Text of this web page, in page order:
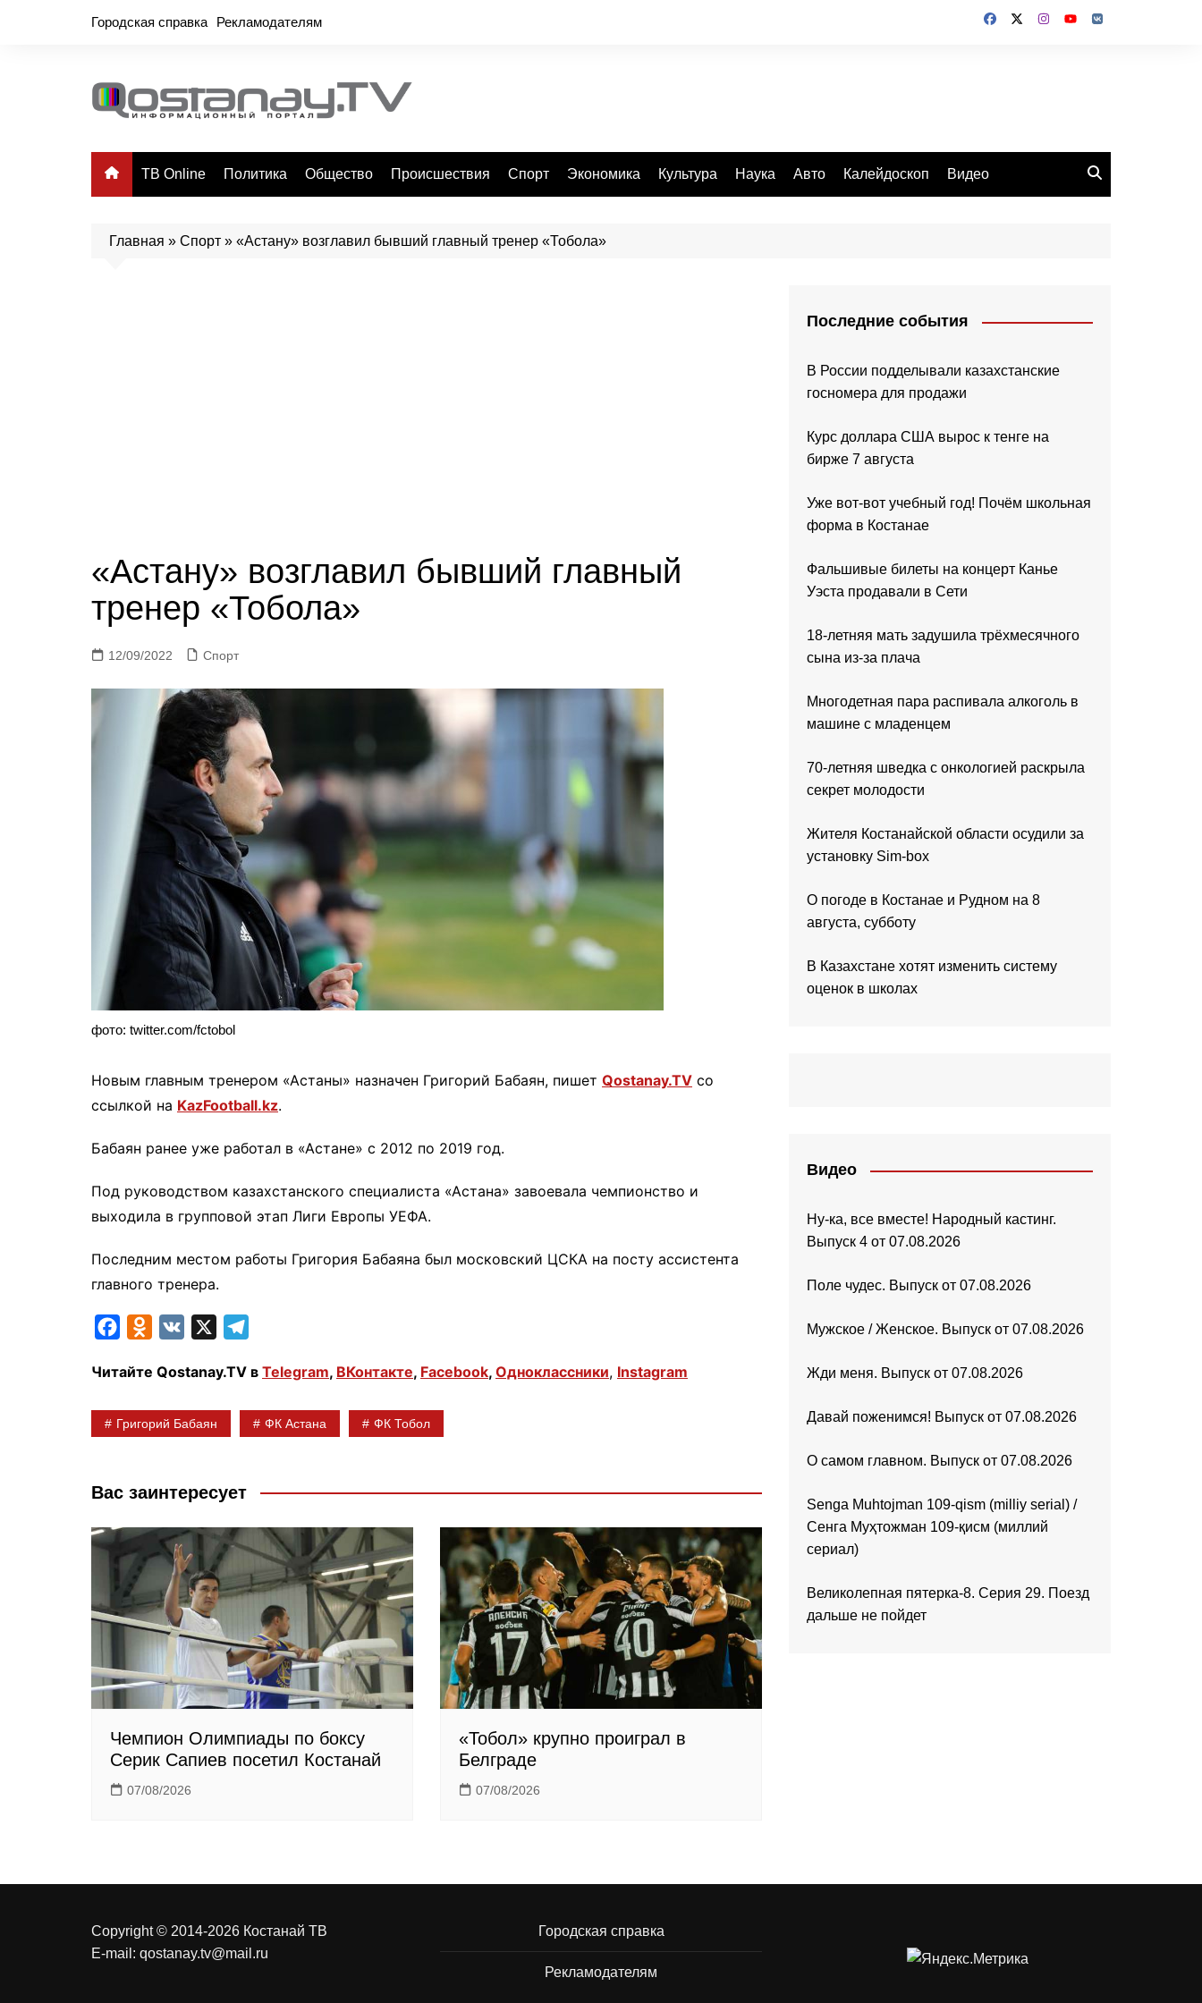
Городская справка Рекламодателям
ТВ Online Политика Общество Происшествия Спорт Экономика Культура Наука Авто Калейдоскоп Видео
Главная » Спорт » «Астану» возглавил бывший главный тренер «Тобола»
«Астану» возглавил бывший главный
тренер «Тобола»
12/09/2022 Спорт
фото: twitter.com/fctobol
Новым главным тренером «Астаны» назначен Григорий Бабаян, пишет Qostanay.TV со
ссылкой на KazFootball.kz.
Бабаян ранее уже работал в «Астане» с 2012 по 2019 год.
Под руководством казахстанского специалиста «Астана» завоевала чемпионство и
выходила в групповой этап Лиги Европы УЕФА.
Последним местом работы Григория Бабаяна был московский ЦСКА на посту ассистента
главного тренера.
c
b
k
n
k
s
s
n
k
i
l
g
Читайте Qostanay.TV в Telegram, ВКонтакте, Facebook, Одноклассники, Instagram
Григорий Бабаян ФК Астана ФК Тобол
Вас заинтересует
Чемпион Олимпиады по боксу
Серик Сапиев посетил Костанай
07/08/2026
«Тобол» крупно проиграл в
Белграде
07/08/2026
Последние события
В России подделывали казахстанские
госномера для продажи
Курс доллара США вырос к тенге на
бирже 7 августа
Уже вот-вот учебный год! Почём школьная
форма в Костанае
Фальшивые билеты на концерт Канье
Уэста продавали в Сети
18-летняя мать задушила трёхмесячного
сына из-за плача
Многодетная пара распивала алкоголь в
машине с младенцем
70-летняя шведка с онкологией раскрыла
секрет молодости
Жителя Костанайской области осудили за
установку Sim-box
О погоде в Костанае и Рудном на 8
августа, субботу
В Казахстане хотят изменить систему
оценок в школах
Видео
Ну-ка, все вместе! Народный кастинг.
Выпуск 4 от 07.08.2026
Поле чудес. Выпуск от 07.08.2026
Мужское / Женское. Выпуск от 07.08.2026
Жди меня. Выпуск от 07.08.2026
Давай поженимся! Выпуск от 07.08.2026
О самом главном. Выпуск от 07.08.2026
Senga Muhtojman 109-qism (milliy serial) /
Сенга Муҳтожман 109-қисм (миллий
сериал)
Великолепная пятерка-8. Серия 29. Поезд
дальше не пойдет
Copyright © 2014-2026 Костанай ТВ
E-mail: qostanay.tv@mail.ru
Городская справка
Рекламодателям